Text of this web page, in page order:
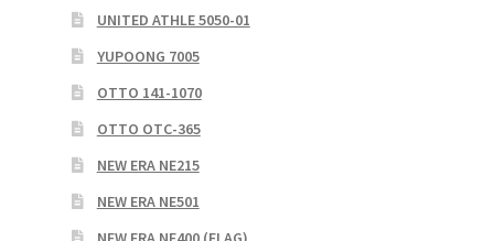
UNITED ATHLE 5050-01
YUPOONG 7005
OTTO 141-1070
OTTO OTC-365
NEW ERA NE215
NEW ERA NE501